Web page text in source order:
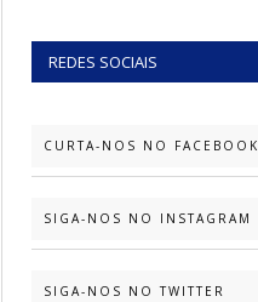
REDES SOCIAIS
CURTA-NOS NO FACEBOOK
SIGA-NOS NO INSTAGRAM
SIGA-NOS NO TWITTER